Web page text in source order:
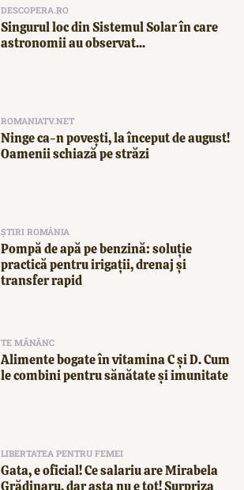
DESCOPERA.RO
Singurul loc din Sistemul Solar în care
astronomii au observat...
ROMANIATV.NET
Ninge ca-n povești, la început de august!
Oamenii schiază pe străzi
ȘTIRI ROMÂNIA
Pompă de apă pe benzină: soluție
practică pentru irigații, drenaj și
transfer rapid
TE MĂNÂNC
Alimente bogate în vitamina C și D. Cum
le combini pentru sănătate și imunitate
LIBERTATEA PENTRU FEMEI
Gata, e oficial! Ce salariu are Mirabela
Grădinaru, dar asta nu e tot! Surpriza